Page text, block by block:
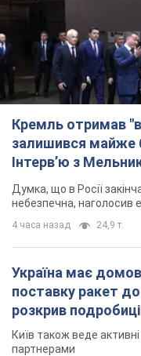
Кремль отримав
залишився майже
Інтерв’ю з
Думка, що в Росії
небезпечна, наголосив
4 часа назад 24,9 т.
Україна має
поставку ракет
розкрив подробиці
Київ також веде
партнерами